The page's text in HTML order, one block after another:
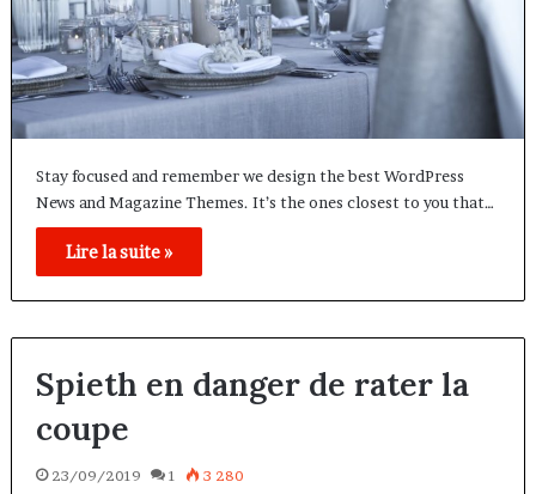
Stay focused and remember we design the best WordPress
News and Magazine Themes. It’s the ones closest to you that…
Lire la suite »
Spieth en danger de rater la
coupe
23/09/2019 1 3 280